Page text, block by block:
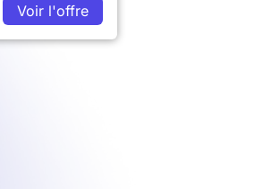
Voir l'offre